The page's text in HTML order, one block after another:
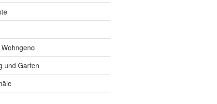
und Garten